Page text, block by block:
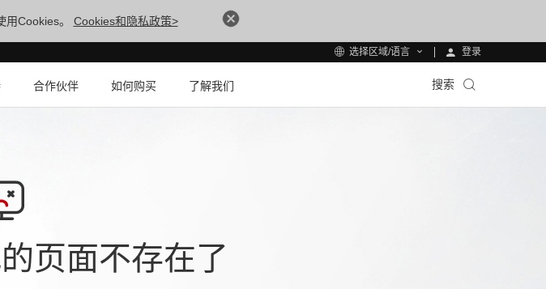
用Cookies。 Cookies和隐私政策>
选择区域/语言 登录
合作伙伴 如何购买 了解我们 搜索
页面不存在了